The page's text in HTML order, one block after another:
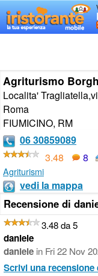
Agriturismo
Localita'
Roma
FIUMICINO, RM
06 30859089
3.48
8
Agriturismi
vedi la mappa
Recensione di
3.48 da 5
daniele
daniele in Fri 22 Nov
Scrivi una